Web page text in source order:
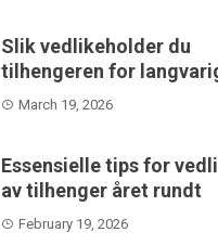
Slik vedlikeholder du
tilhengeren for
March 19, 2026
Essensielle tips for
av tilhenger året rundt
February 19, 2026